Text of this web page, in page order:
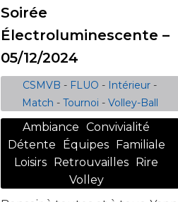
Soirée
Électroluminescente –
05/12/2024
CSMVB - FLUO - Intérieur -
Match - Tournoi - Volley-Ball
Ambiance Convivialité
Détente
Équipes
Familiale
Loisirs
Retrouvailles
Rire
Volley